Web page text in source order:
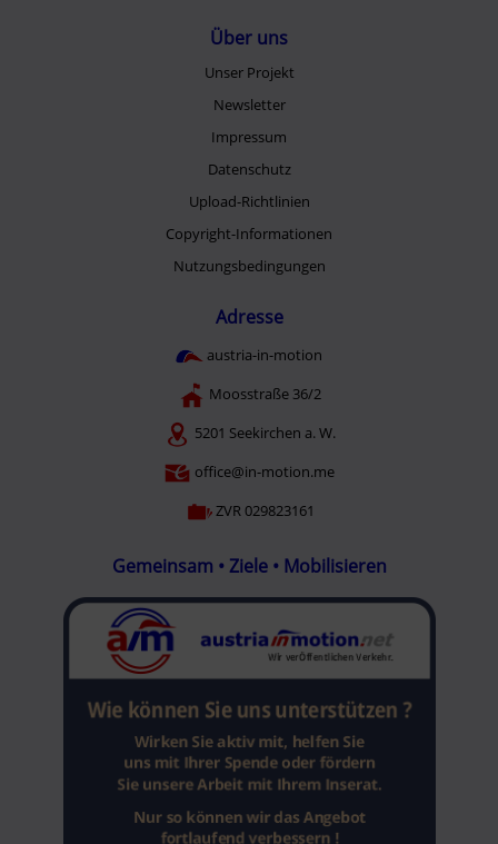
Über uns
Unser Projekt
Newsletter
Impressum
Datenschutz
Upload-Richtlinien
Copyright-Informationen
Nutzungsbedingungen
Adresse
austria-in-motion
Moosstraße 36/2
5201 Seekirchen a. W.
office@in-motion.me
ZVR 029823161
Gemeinsam • Ziele • Mobilisieren